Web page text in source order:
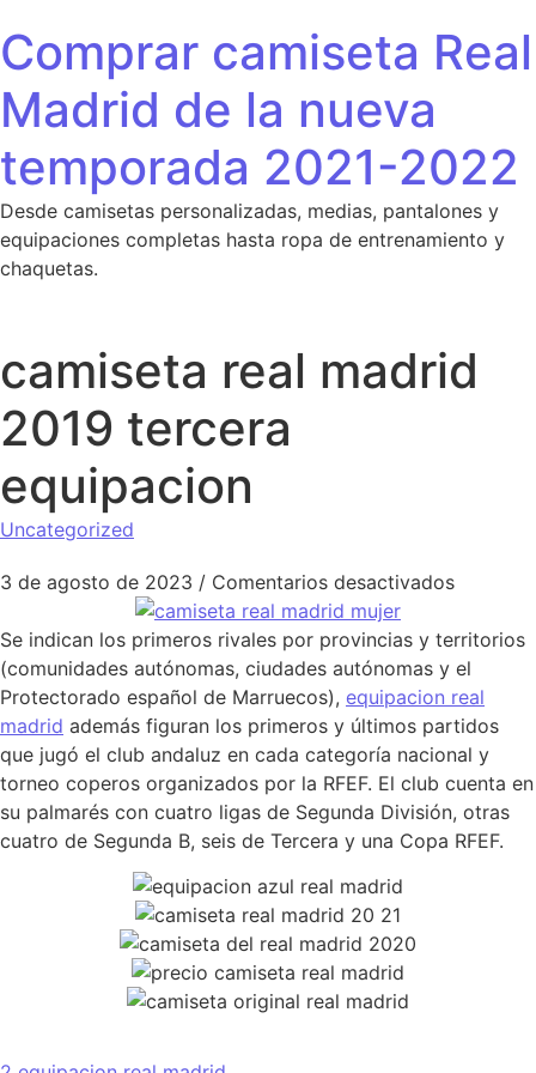
Comprar camiseta Real
Madrid de la nueva
temporada 2021-2022
Desde camisetas personalizadas, medias, pantalones y
equipaciones completas hasta ropa de entrenamiento y
chaquetas.
camiseta real madrid
2019 tercera
equipacion
Uncategorized
3 de agosto de 2023 / Comentarios desactivadosen
Se indican los primeros rivales por provincias y territorios
(comunidades autónomas, ciudades autónomas y el
Protectorado español de Marruecos), equipacion real
madrid además figuran los primeros y últimos partidos
que jugó el club andaluz en cada categoría nacional y
torneo coperos organizados por la RFEF. El club cuenta en
su palmarés con cuatro ligas de Segunda División, otras
cuatro de Segunda B, seis de Tercera y una Copa RFEF.